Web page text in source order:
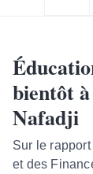
bientôt
Nafadji
Sur le
et des